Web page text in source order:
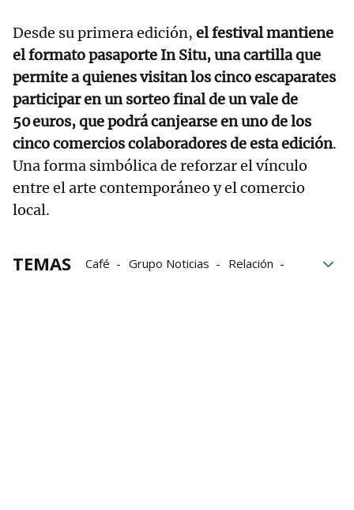
Desde su primera edición, el festival mantiene
el formato pasaporte In Situ, una cartilla que
permite a quienes visitan los cinco escaparates
participar en un sorteo final de un vale de
50 euros, que podrá canjearse en uno de los
cinco comercios colaboradores de esta edición.
Una forma simbólica de reforzar el vínculo
entre el arte contemporáneo y el comercio
local.
TEMAS Café Grupo Noticias
Relación